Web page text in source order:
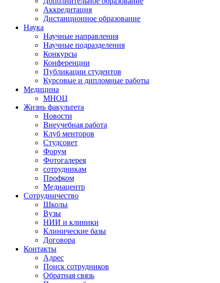
Аккредитация
Дистанционное образование
Наука
Научные направления
Научные подразделения
Конкурсы
Конференции
Публикации студентов
Курсовые и дипломные работы
Медицина
МНОЦ
Жизнь факультета
Новости
Внеучебная работа
Клуб менторов
Студсовет
Форум
Фотогалерея
сотрудникам
Профком
Медиацентр
Сотрудничество
Школы
Вузы
НИИ и клиники
Клинические базы
Договора
Контакты
Адрес
Поиск сотрудников
Обратная связь